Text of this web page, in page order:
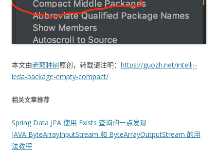
本文由老郭种树原创，转载请注明： https://guozh.net/intellij-
ieda-package-empty-compact/
相关文章推荐
Spring Data JPA 使用 Exists 查询的一点发现
JAVA ByteArrayInputStream 和 ByteArrayOutputStream 的用
法教程